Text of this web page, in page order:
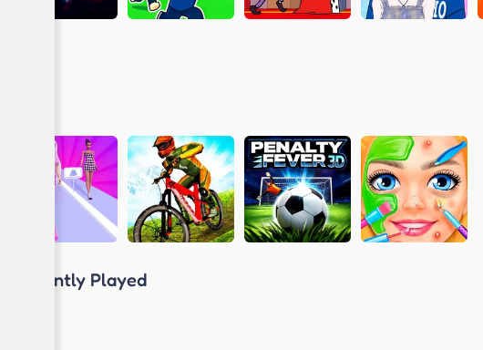
Recently Played